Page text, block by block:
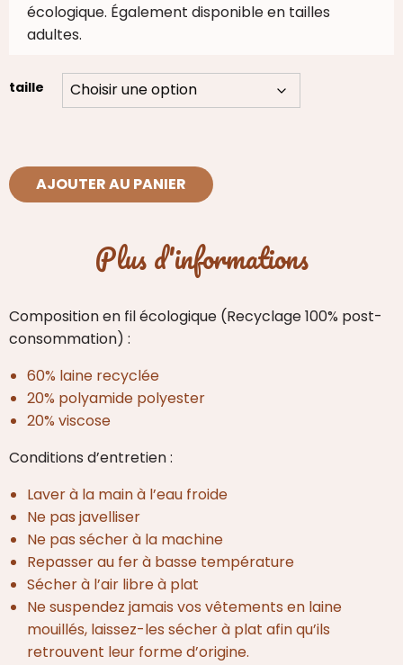
écologique. Également disponible en tailles
adultes.
taille
quantité
de
AJOUTER AU PANIER
Plus d'informations
Composition en fil écologique (Recyclage 100% post-
consommation) :
60% laine recyclée
20% polyamide polyester
20% viscose
Conditions d’entretien :
Laver à la main à l’eau froide
Ne pas javelliser
Ne pas sécher à la machine
Repasser au fer à basse température
Sécher à l’air libre à plat
Ne suspendez jamais vos vêtements en laine
mouillés, laissez-les sécher à plat afin qu’ils
retrouvent leur forme d’origine.